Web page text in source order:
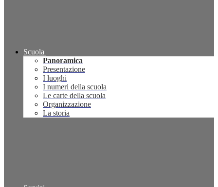
Scuola
Panoramica
Presentazione
I luoghi
I numeri della scuola
Le carte della scuola
Organizzazione
La storia